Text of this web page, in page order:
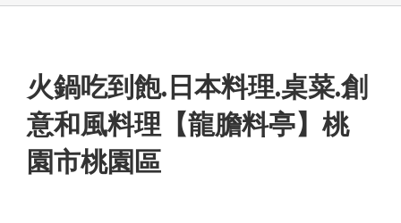
火鍋吃到飽.日本料理.桌菜.創
意和風料理【龍膽料亭】桃
園市桃園區